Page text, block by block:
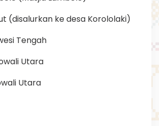
(disalurkan ke desa Korololaki)
Tengah
Utara
Utara